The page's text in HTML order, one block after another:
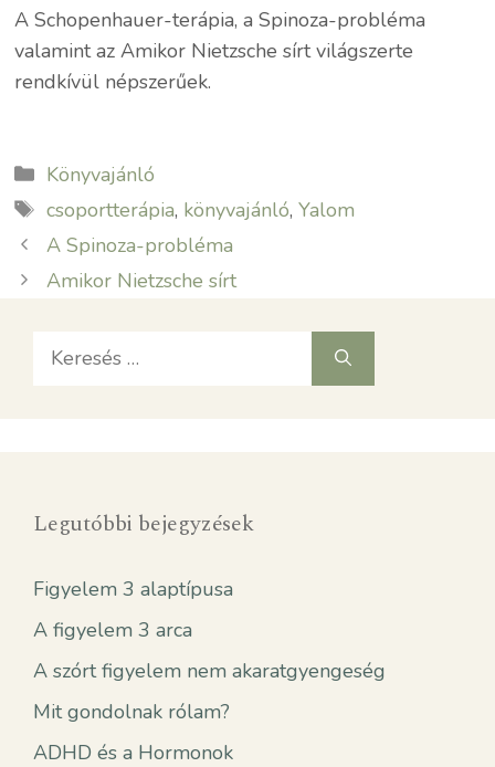
A Schopenhauer-terápia, a Spinoza-probléma
valamint az Amikor Nietzsche sírt világszerte
rendkívül népszerűek.
Kategória
Könyvajánló
Címkék
csoportterápia, könyvajánló,Yalom
A Spinoza-probléma
Amikor Nietzsche sírt
Keresés:
Legutóbbi bejegyzések
Figyelem 3 alaptípusa
A figyelem 3 arca
A szórt figyelem nem akaratgyengeség
Mit gondolnak rólam?
ADHD és a Hormonok